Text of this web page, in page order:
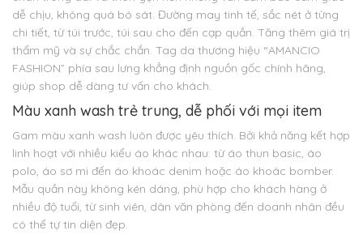
dễ chịu, không quá bó sát. Đường may tinh tế, sắc nét ở từng
chi tiết, từ túi trước, túi sau cho đến cạp quần. Tăng thêm giá trị
thẩm mỹ và sự chắc chắn. Tag da thương hiệu “AMANCIO
FASHION” phía sau lưng khẳng định nguồn gốc chính hãng,
giúp shop dễ dàng tư vấn cho khách.
Màu xanh wash trẻ trung, dễ phối với mọi item
Gam màu xanh wash luôn được yêu thích. Bởi khả năng kết hợp
linh hoạt với nhiều kiểu áo khác nhau: từ áo thun basic, áo
polo, áo sơ mi đến áo khoác denim hoặc áo khoác bomber.
Mẫu quần này không kén dáng, phù hợp cho khách hàng ở
nhiều độ tuổi, từ sinh viên, dân văn phòng đến doanh nhân đều
có thể tự tin diện đẹp.